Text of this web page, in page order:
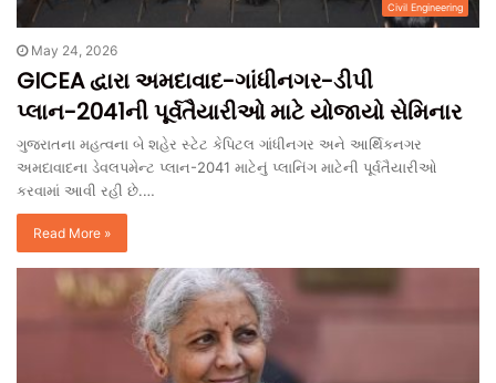
Civil Engineering
May 24, 2026
GICEA દ્વારા અમદાવાદ-ગાંધીનગર-ડીપી
પ્લાન-2041ની પૂર્વતૈયારીઓ માટે યોજાયો સેમિનાર
ગુજરાતના મહત્વના બે શહેર સ્ટેટ કેપિટલ ગાંધીનગર અને આર્થિકનગર
અમદાવાદના ડેવલપમેન્ટ પ્લાન-2041 માટેનું પ્લાનિંગ માટેની પૂર્વતૈયારીઓ
કરવામાં આવી રહી છે.…
Read More »